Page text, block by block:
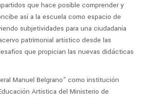
que hace posible comprender y
así a la escuela como espacio de
subjetividades para una ciudadanía
patrimonial artístico desde las
que propician las nuevas didácticas
Manuel Belgrano” como institución
Artística del Ministerio de